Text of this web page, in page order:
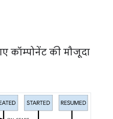
कॉम्पोनेंट की मौजूदा